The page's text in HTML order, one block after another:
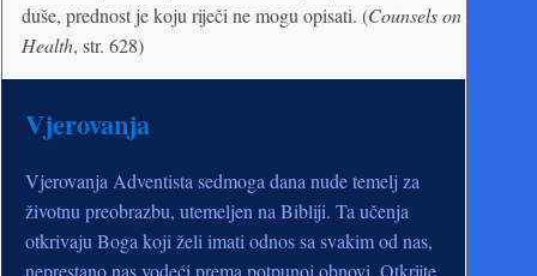
duše, prednost je koju riječi ne mogu opisati. (Counsels on
Health, str. 628)
Vjerovanja
Vjerovanja Adventista sedmoga dana nude temelj za
životnu preobrazbu, utemeljen na Bibliji. Ta učenja
otkrivaju Boga koji želi imati odnos sa svakim od nas,
neprestano nas vodeći prema potpunoj obnovi. Otkrijte